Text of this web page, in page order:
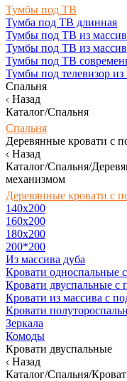
Тумбы под ТВ
Тумба под ТВ длинная
Тумбы под ТВ из
Тумбы под ТВ из
Тумбы под ТВ
Тумбы под телевизор из
Спальня
Назад
Каталог/Спальня
Спальня
Деревянные кровати с
Назад
Каталог/Спальня/
механизмом
Деревянные кровати с
140x200
160х200
180х200
200*200
Из массива дуба
Кровати односпальные
Кровати двуспальные
Кровати из массива с
Кровати
Зеркала
Комоды
Кровати двуспальные
Назад
Каталог/Спальня/